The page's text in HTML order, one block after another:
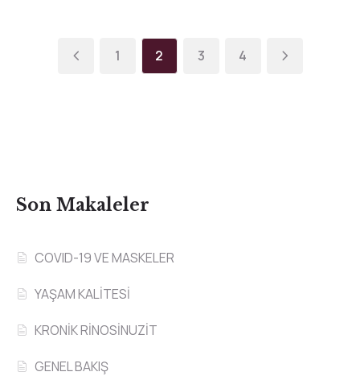
1 2 3 4
Son Makaleler
COVID-19 VE MASKELER
YAŞAM KALİTESİ
KRONİK RİNOSİNUZİT
GENEL BAKIŞ